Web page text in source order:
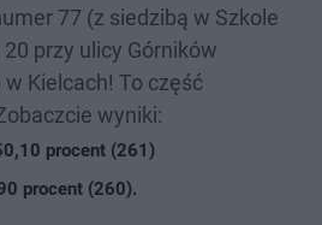
77 (z siedzibą w Szkole
przy ulicy Górników
Kielcach! To część
wyniki:
procent (261)
procent (260).